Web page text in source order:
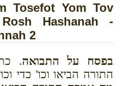
Tosefot Yom Tov
Hashanah -
2
בפסח על התבואה.
התורה הביאו וכו' כדי